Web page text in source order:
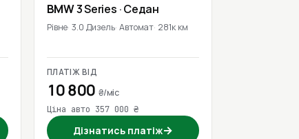
BMW3 Series · Седан
Рівне 3.0 Дизель Автомат 281к км
ПЛАТІЖ ВІД
10 800 ₴/міс
Ціна авто 357 000 ₴
Дізнатись платіж→